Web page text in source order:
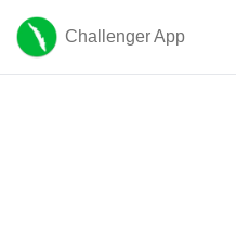
Challenger App